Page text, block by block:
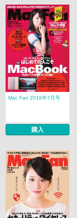
Mac Fan 2016年7月号
購入